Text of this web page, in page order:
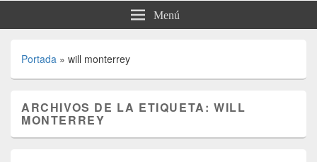
Menú
Portada » will monterrey
ARCHIVOS DE LA ETIQUETA:WILL
MONTERREY